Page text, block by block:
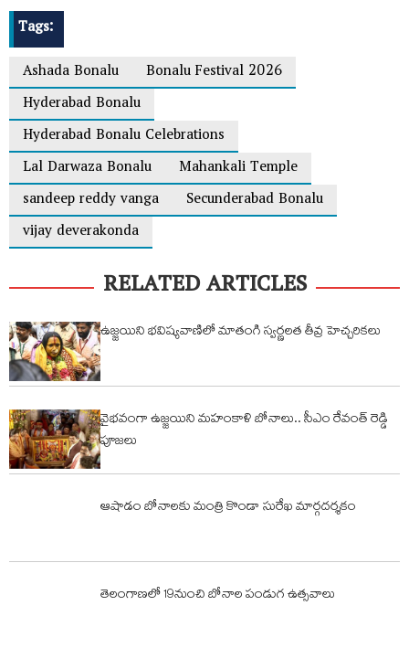
Tags:
Ashada Bonalu
Bonalu Festival 2026
Hyderabad Bonalu
Hyderabad Bonalu Celebrations
Lal Darwaza Bonalu
Mahankali Temple
sandeep reddy vanga
Secunderabad Bonalu
vijay deverakonda
RELATED ARTICLES
ఉజ్జయిని భవిష్యవాణిలో మాతంగి స్వర్ణలత తీవ్ర హెచ్చరికలు
వైభవంగా ఉజ్జయిని మహంకాళి బోనాలు.. సీఎం రేవంత్ రెడ్డి
పూజలు
ఆషాడం బోనాలకు మంత్రి కొండా సురేఖ మార్గదర్శకం
తెలంగాణలో 19నుంచి బోనాల పండుగ ఉత్సవాలు